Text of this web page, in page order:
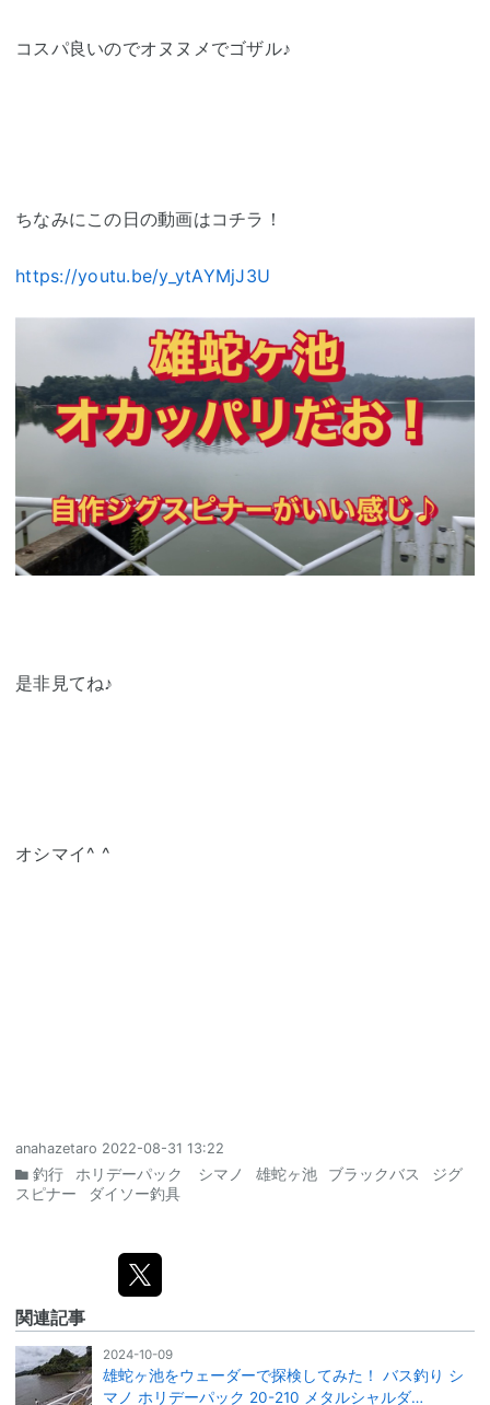
コスパ良いのでオヌヌメでゴザル♪
ちなみにこの日の動画はコチラ！
https://youtu.be/y_ytAYMjJ3U
是非見てね♪
オシマイ^ ^
anahazetaro 2022-08-31 13:22
釣行 ホリデーパック シマノ 雄蛇ヶ池 ブラックバス
ジグ
スピナー
ダイソー釣具
関連記事
2024-10-09
雄蛇ヶ池をウェーダーで探検してみた！ バス釣り シ
マノ ホリデーパック 20-210 メタルシャルダ…